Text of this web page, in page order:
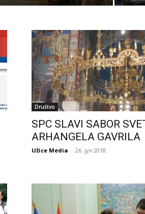
Društvo
SPC SLAVI SABOR
ARHANGELA GAVRILA
Užice Media - 26. јул 2018.